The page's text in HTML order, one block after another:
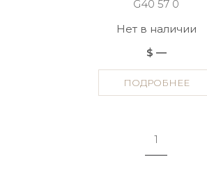
G40 57 0
Нет в наличии
$ —
ПОДРОБНЕЕ
1